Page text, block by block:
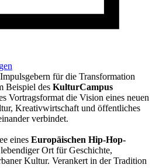
für die Transformation
Beispiel des KulturCampus
Vortragsformat die Vision eines neuen
Kreativwirtschaft und öffentliches
verbindet.
eines Europäischen Hip-Hop-
Ort für Geschichte,
Kultur. Verankert in der Tradition